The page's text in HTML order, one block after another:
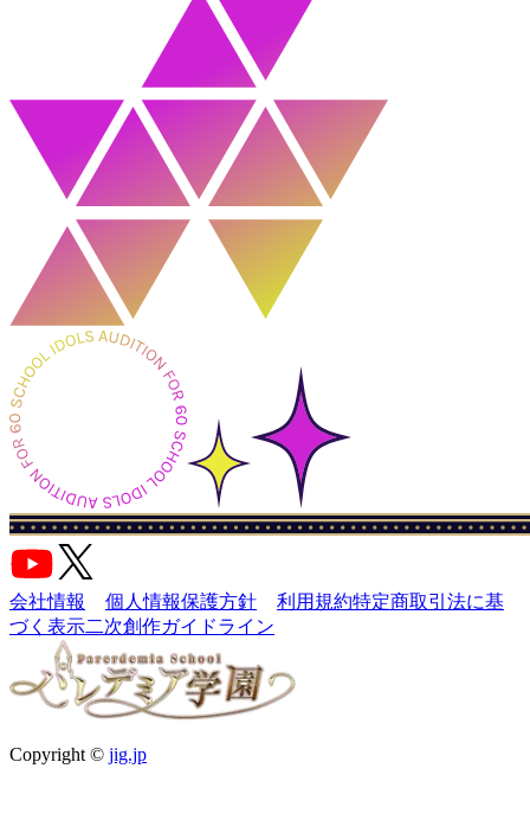
会社情報 個人情報保護方針 利用規約特定商取引法に基
づく表示二次創作ガイドライン
Copyright © jig.jp